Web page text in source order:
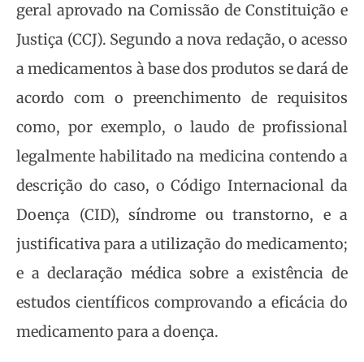
geral aprovado na Comissão de Constituição e
Justiça (CCJ). Segundo a nova redação, o acesso
a medicamentos à base dos produtos se dará de
acordo com o preenchimento de requisitos
como, por exemplo, o laudo de profissional
legalmente habilitado na medicina contendo a
descrição do caso, o Código Internacional da
Doença (CID), síndrome ou transtorno, e a
justificativa para a utilização do medicamento;
e a declaração médica sobre a existência de
estudos científicos comprovando a eficácia do
medicamento para a doença.